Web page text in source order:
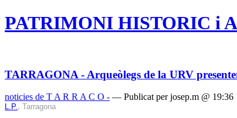
PATRIMONI HISTORIC i
TARRAGONA - Arqueòlegs de la URV
noticies de T A R R A C O - — Publicat per josep.m @ 19:36
L.P.. Tarragona